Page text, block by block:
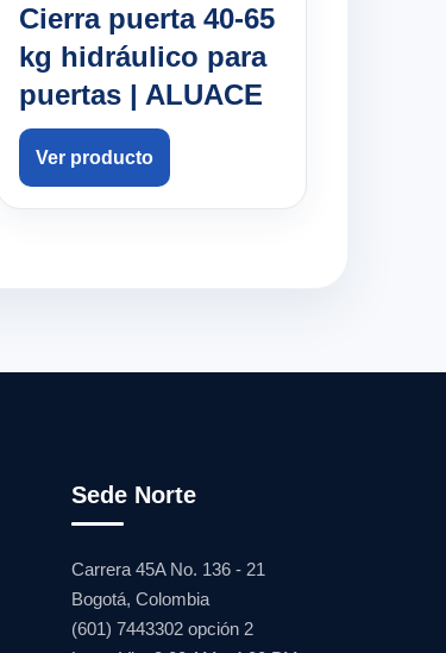
Cierra puerta 40-65
kg hidráulico para
puertas | ALUACE
Ver producto
Sede Norte
Carrera 45A No. 136 - 21
Bogotá, Colombia
(601) 7443302 opción 2